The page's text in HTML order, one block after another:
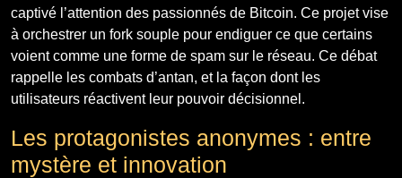
captivé l’attention des passionnés de Bitcoin. Ce projet vise
à orchestrer un fork souple pour endiguer ce que certains
voient comme une forme de spam sur le réseau. Ce débat
rappelle les combats d’antan, et la façon dont les
utilisateurs réactivent leur pouvoir décisionnel.
Les protagonistes anonymes : entre
mystère et innovation